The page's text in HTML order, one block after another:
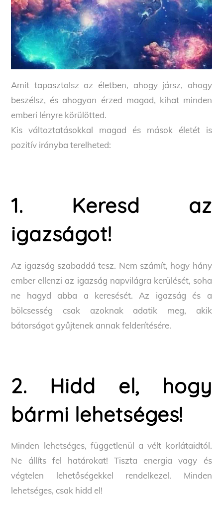
Amit tapasztalsz az életben, ahogy jársz, ahogy
beszélsz, és ahogyan érzed magad, kihat minden
emberi lényre körülötted.
Kis változtatásokkal magad és mások életét is
pozitív irányba terelheted:
1. Keresd az
igazságot!
Az igazság szabaddá tesz. Nem számít, hogy hány
ember ellenzi az igazság napvilágra kerülését, soha
ne hagyd abba a keresését. Az igazság és a
bölcsesség csak azoknak adatik meg, akik
bátorságot gyűjtenek annak felderítésére.
2. Hidd el, hogy
bármi lehetséges!
Minden lehetséges, függetlenül a vélt korlátaidtól.
Ne állíts fel határokat! Tiszta energia vagy és
végtelen lehetőségekkel rendelkezel. Minden
lehetséges, csak hidd el!